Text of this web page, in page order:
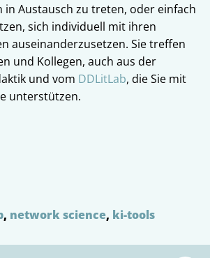
in Austausch zu treten, oder einfach
sich individuell mit ihren
auseinanderzusetzen. Sie treffen
und Kollegen, auch aus der
und vom DDLitLab, die Sie mit
unterstützen.
, network science, ki-tools